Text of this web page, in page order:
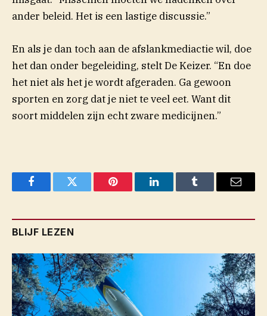
ander beleid. Het is een lastige discussie.”
En als je dan toch aan de afslankmediactie wil, doe
het dan onder begeleiding, stelt De Keizer. “En doe
het niet als het je wordt afgeraden. Ga gewoon
sporten en zorg dat je niet te veel eet. Want dit
soort middelen zijn echt zware medicijnen.”
FacebookTwitter Pinterest LinkedInTumblr Email
BLIJF LEZEN